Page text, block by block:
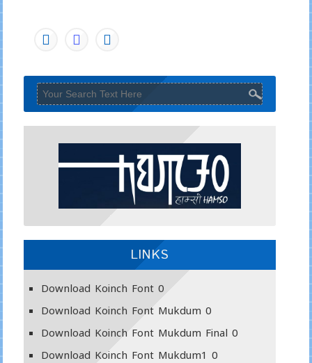
LINKS
Download Koinch Font0
Download Koinch Font Mukdum 0
Download Koinch Font Mukdum Final 0
Download Koinch Font Mukdum1 0